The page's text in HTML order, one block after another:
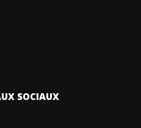
SOCIAUX